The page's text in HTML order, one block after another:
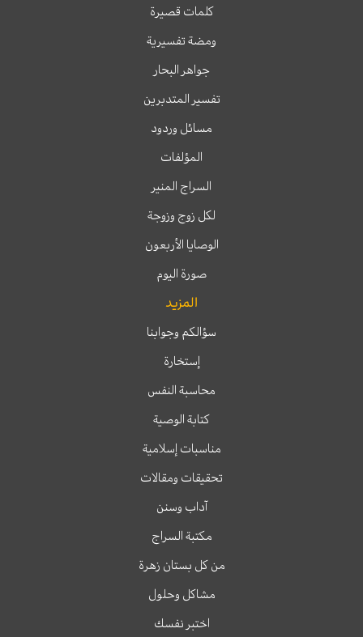
كلمات قصيرة
ومضة تفسيرية
جواهر البحار
تفسير المتدبرين
مسائل وردود
المؤلفات
السراج المنير
لكل زوج وزوجة
الوصايا الأربعون
صورة اليوم
المزيد
سؤالكم وجوابنا
إستخارة
محاسبة النفس
كتابة الوصية
مناسبات إسلامية
تحقيقات ومقالات
آداب وسنن
مكتبة السراج
من كل بستان زهرة
مشاكل وحلول
اختبر نفسك